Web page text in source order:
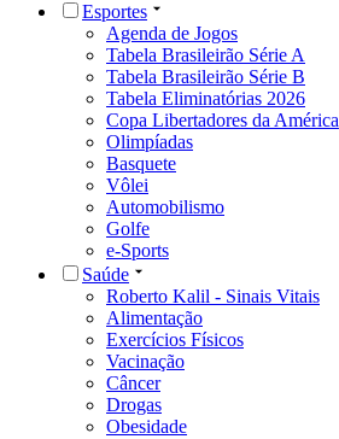
Esportes
Agenda de Jogos
Tabela Brasileirão Série A
Tabela Brasileirão Série B
Tabela Eliminatórias 2026
Copa Libertadores da América
Olimpíadas
Basquete
Vôlei
Automobilismo
Golfe
e-Sports
Saúde
Roberto Kalil - Sinais Vitais
Alimentação
Exercícios Físicos
Vacinação
Câncer
Drogas
Obesidade